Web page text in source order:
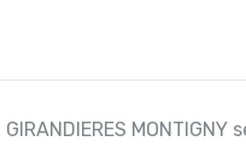
GIRANDIERES